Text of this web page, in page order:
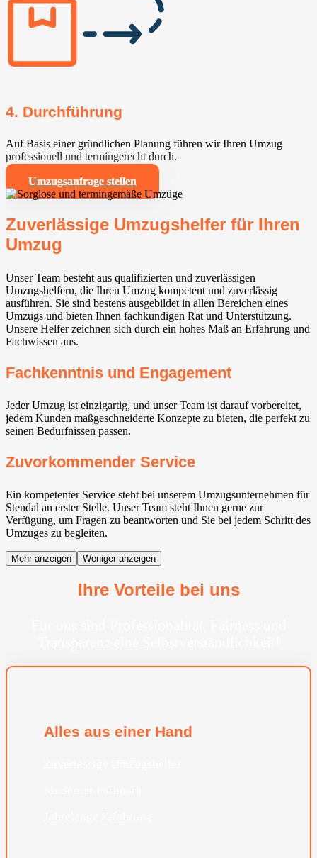
4. Durchführung
Auf Basis einer gründlichen Planung führen wir Ihren Umzug
professionell und termingerecht durch.
Umzugsanfrage stellen
Zuverlässige Umzugshelfer für Ihren
Umzug
Unser Team besteht aus qualifizierten und zuverlässigen
Umzugshelfern, die Ihren Umzug kompetent und zuverlässig
ausführen. Sie sind bestens ausgebildet in allen Bereichen eines
Umzugs und bieten Ihnen fachkundigen Rat und Unterstützung.
Unsere Helfer zeichnen sich durch ein hohes Maß an Erfahrung und
Fachwissen aus.
Fachkenntnis und Engagement
Jeder Umzug ist einzigartig, und unser Team ist darauf vorbereitet,
jedem Kunden maßgeschneiderte Konzepte zu bieten, die perfekt zu
seinen Bedürfnissen passen.
Zuvorkommender Service
Ein kompetenter Service steht bei unserem Umzugsunternehmen für
Stendal an erster Stelle. Unser Team steht Ihnen gerne zur
Verfügung, um Fragen zu beantworten und Sie bei jedem Schritt des
Umzuges zu begleiten.
Mehr anzeigen Weniger anzeigen
Ihre Vorteile bei uns
Alles aus einer Hand